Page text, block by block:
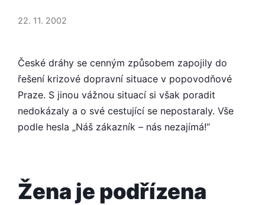
22. 11. 2002
České dráhy se cenným způsobem zapojily do
řešení krizové dopravní situace v popovodňové
Praze. S jinou vážnou situací si však poradit
nedokázaly a o své cestující se nepostaraly. Vše
podle hesla „Náš zákazník – nás nezajímá!“
Žena je podřízena